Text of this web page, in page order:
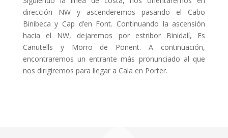
dirección NW y ascenderemos pasando el Cabo
Binibeca y Cap d’en Font. Continuando la ascensión
hacia el NW, dejaremos por estribor Binidalí, Es
Canutells y Morro de Ponent. A continuación,
encontraremos un entrante más pronunciado al que
nos dirigiremos para llegar a Cala en Porter.